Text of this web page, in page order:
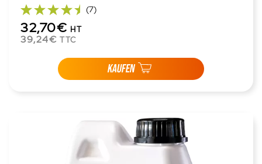
(7)
32,70€ HT
39,24€ TTC
KAUFEN